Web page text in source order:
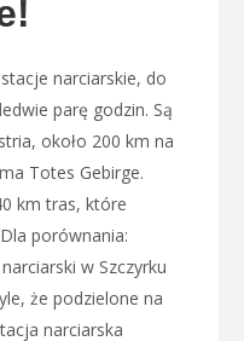
narciarskie, do
parę godzin. Są
około 200 km na
Totes Gebirge.
km tras, które
porównania:
w Szczyrku
że podzielone na
narciarska